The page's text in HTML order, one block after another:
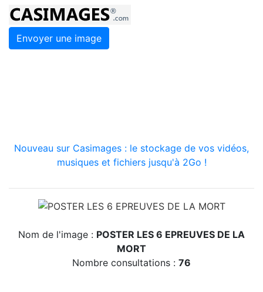
Envoyer une image
Nouveau sur Casimages : le stockage de vos vidéos,
musiques et fichiers jusqu'à 2Go !
Nom de l'image : POSTER LES 6 EPREUVES DE LA
MORT
Nombre consultations : 76